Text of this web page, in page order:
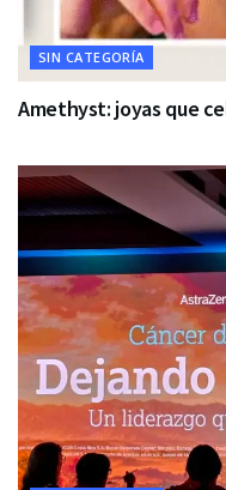
SIN CATEGORÍA
Amethyst: joyas que